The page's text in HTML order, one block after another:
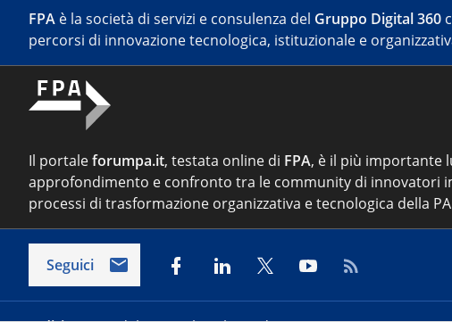
FPA è la società di servizi e consulenza del Gruppo Digital 360
percorsi di innovazione tecnologica, istituzionale e
Il portaleforumpa.it, testata online di FPA, è il più importante
approfondimento e confronto tra le community di innovatori
processi di trasformazione organizzativa e tecnologica della
Seguici